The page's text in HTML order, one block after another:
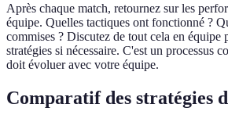
Après chaque match, retournez sur les
équipe. Quelles tactiques ont fonctionné ?
commises ? Discutez de tout cela en équipe
stratégies si nécessaire. C'est un processus
doit évoluer avec votre équipe.
Comparatif des stratégies